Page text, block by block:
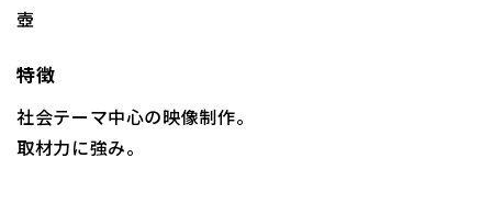
壺
特徴
社会テーマ中心の映像制作。
取材力に強み。